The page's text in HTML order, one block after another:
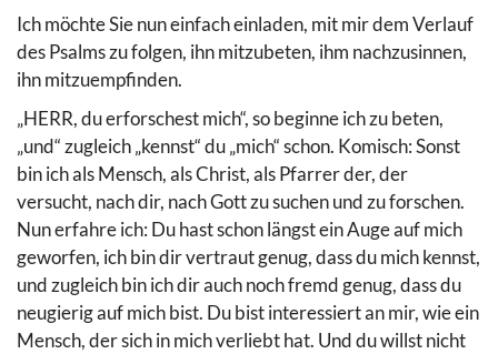
Ich möchte Sie nun einfach einladen, mit mir dem Verlauf
des Psalms zu folgen, ihn mitzubeten, ihm nachzusinnen,
ihn mitzuempfinden.
„HERR, du erforschest mich“, so beginne ich zu beten,
„und“ zugleich „kennst“ du „mich“ schon. Komisch: Sonst
bin ich als Mensch, als Christ, als Pfarrer der, der
versucht, nach dir, nach Gott zu suchen und zu forschen.
Nun erfahre ich: Du hast schon längst ein Auge auf mich
geworfen, ich bin dir vertraut genug, dass du mich kennst,
und zugleich bin ich dir auch noch fremd genug, dass du
neugierig auf mich bist. Du bist interessiert an mir, wie ein
Mensch, der sich in mich verliebt hat. Und du willst nicht